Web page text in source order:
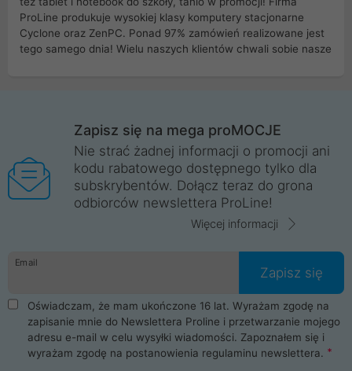
ProLine produkuje wysokiej klasy komputery stacjonarne
Cyclone oraz ZenPC. Ponad 97% zamówień realizowane jest
tego samego dnia! Wielu naszych klientów chwali sobie nasze
Wrocław, Poznań, Legnica, Katowice, Gliwice, Kalisz, Bytom,
Trzebnica, Opole. Szybka i profesjonalna obsługa!
ProLine to polska firma ze 100% polskim kapitałem. Działamy
legalnie i płacimy podatki w naszym kraju! Posiadamy siedzibę
główną w Mirkowie oraz salony na terenie kraju. Cała
komunikacja ze sklepem komputerowym ProLine jest
danych osobowych. Dlatego zakup notebooka albo laptopa w
ProLine to czysta przyjemność i pełne bezpieczeństwo.
Zaopatrzysz się u nas w akcesoria i części komputerowe
takie jak procesory, karty graficzne, płyty główne, pamięci,
dyski SSD, M.2 oraz HDD. Nasi pracownicy pomogą Ci wybrać
najlepszy zasilacz komputerowy oraz obudowę do komputera.
Poza komputerami mamy również najlepsze na rynku
Smartfony takich producentów jak Xiaomi, Apple, Samsung i
Zapisz się na mega proMOCJE
Nie strać żadnej informacji o promocji ani
kodu rabatowego dostępnego tylko dla
subskrybentów. Dołącz teraz do grona
odbiorców newslettera ProLine!
Więcej informacji
Email
Zapisz się
Oświadczam, że mam ukończone 16 lat. Wyrażam zgodę na
zapisanie mnie do Newslettera Proline i przetwarzanie mojego
adresu e-mail w celu wysyłki wiadomości. Zapoznałem się i
wyrażam zgodę na postanowienia regulaminu newslettera.